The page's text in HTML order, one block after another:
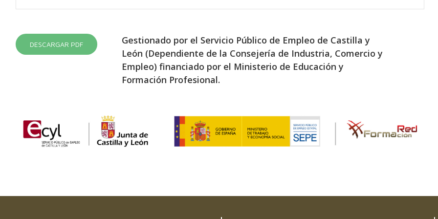
DESCARGAR PDF
Gestionado por el Servicio Público de Empleo de Castilla y
León (Dependiente de la Consejería de Industria, Comercio y
Empleo) financiado por el Ministerio de Educación y
Formación Profesional.